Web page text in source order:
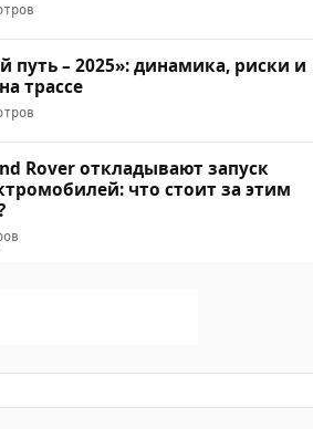
– 2025»: динамика, риски и
трассе
Rover откладывают запуск
что стоит за этим